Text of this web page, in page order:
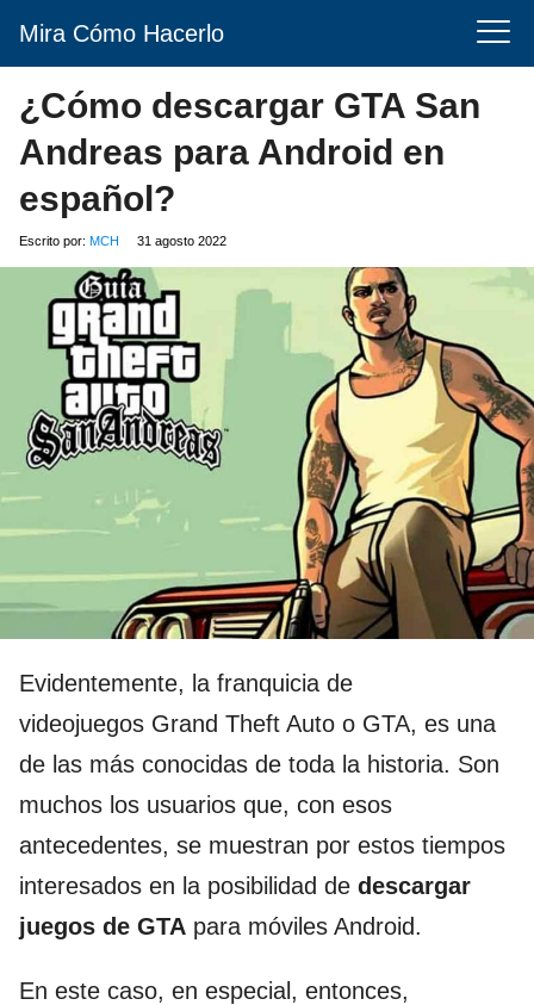
Mira Cómo Hacerlo
¿Cómo descargar GTA San
Andreas para Android en
español?
Escrito por: MCH 31 agosto 2022
Evidentemente, la franquicia de
videojuegos Grand Theft Auto o GTA, es una
de las más conocidas de toda la historia. Son
muchos los usuarios que, con esos
antecedentes, se muestran por estos tiempos
interesados en la posibilidad de descargar
juegos de GTA para móviles Android.
En este caso, en especial, entonces,